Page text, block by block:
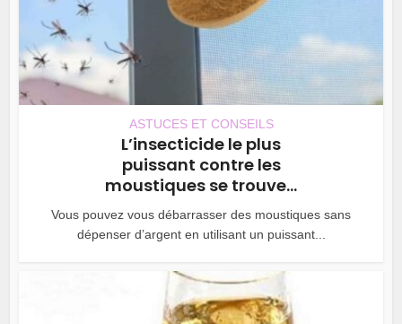
ASTUCES ET CONSEILS
L’insecticide le plus
puissant contre les
moustiques se trouve...
Vous pouvez vous débarrasser des moustiques sans
dépenser d’argent en utilisant un puissant...